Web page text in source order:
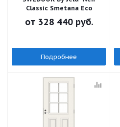
Classic Smetana Eco
от 328 440 руб.
Подробнее